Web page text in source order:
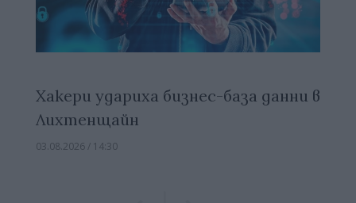
Хакери удариха бизнес-база данни в
Лихтенщайн
03.08.2026 / 14:30